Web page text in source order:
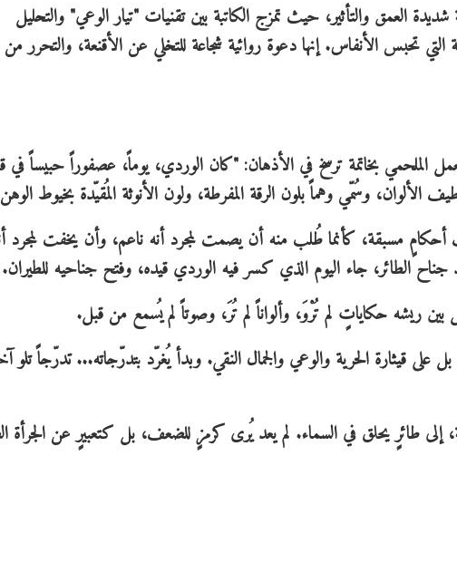
العمق والتأثير، حيث تمزج الكاتبة بين تقنيات "تيار الوعي" والتحليل
تحبس الأنفاس. إنها دعوة روائية شجاعة للتخلي عن الأقنعة، والتحرر
الملحمي بخاتمة ترسخ في الأذهان: "كان الوردي، يوماً، عصفوراً حبيساً
الألوان، وسُمّي وهماً بلون الرقة المفرطة، ولون الأنوثة المُقيّدة بخيوط
مسبقة، كأنما طُلب منه أن يصمت لمجرد أنه ناعم، وأن يخفت لمجرد
الطائر، جاء اليوم الذي كسر فيه الوردي قيده، وفتح جناحيه للطيران.
ريشه حكاياتٍ لم تُرْوَ، وألواناً لم تُرَ، وصوتاً لم يُسمع من قبل.
على قيثارة الحرية والوعي والجمال النقي. وبدأ يُغرّد بتدرّجاته... تدرّجاً تلو
طائرٍ يحلق في السماء. لم يعد يُرى كرمزٍ للضعف، بل كتعبيرٍ عن الجرأة